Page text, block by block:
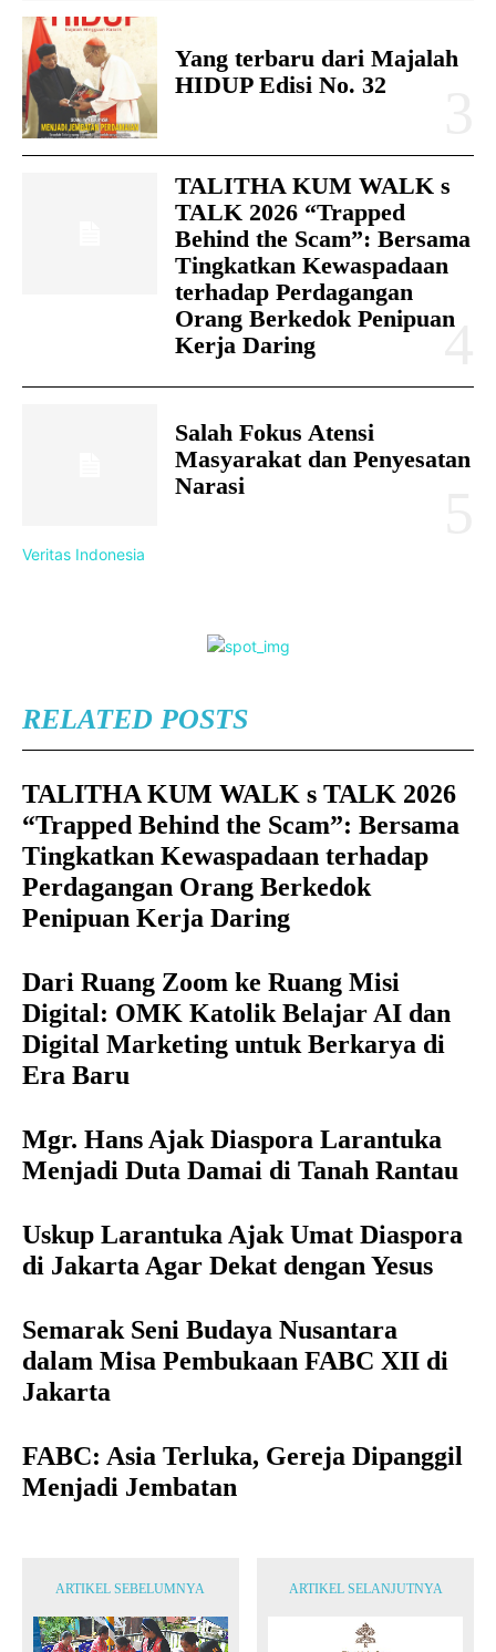
Yang terbaru dari Majalah
HIDUP Edisi No. 32
TALITHA KUM WALK s
TALK 2026 “Trapped
Behind the Scam”: Bersama
Tingkatkan Kewaspadaan
terhadap Perdagangan
Orang Berkedok Penipuan
Kerja Daring
Salah Fokus Atensi
Masyarakat dan Penyesatan
Narasi
Veritas Indonesia
RELATED POSTS
TALITHA KUM WALK s TALK 2026
“Trapped Behind the Scam”: Bersama
Tingkatkan Kewaspadaan terhadap
Perdagangan Orang Berkedok
Penipuan Kerja Daring
Dari Ruang Zoom ke Ruang Misi
Digital: OMK Katolik Belajar AI dan
Digital Marketing untuk Berkarya di
Era Baru
Mgr. Hans Ajak Diaspora Larantuka
Menjadi Duta Damai di Tanah Rantau
Uskup Larantuka Ajak Umat Diaspora
di Jakarta Agar Dekat dengan Yesus
Semarak Seni Budaya Nusantara
dalam Misa Pembukaan FABC XII di
Jakarta
FABC: Asia Terluka, Gereja Dipanggil
Menjadi Jembatan
ARTIKEL SEBELUMNYA ARTIKEL SELANJUTNYA